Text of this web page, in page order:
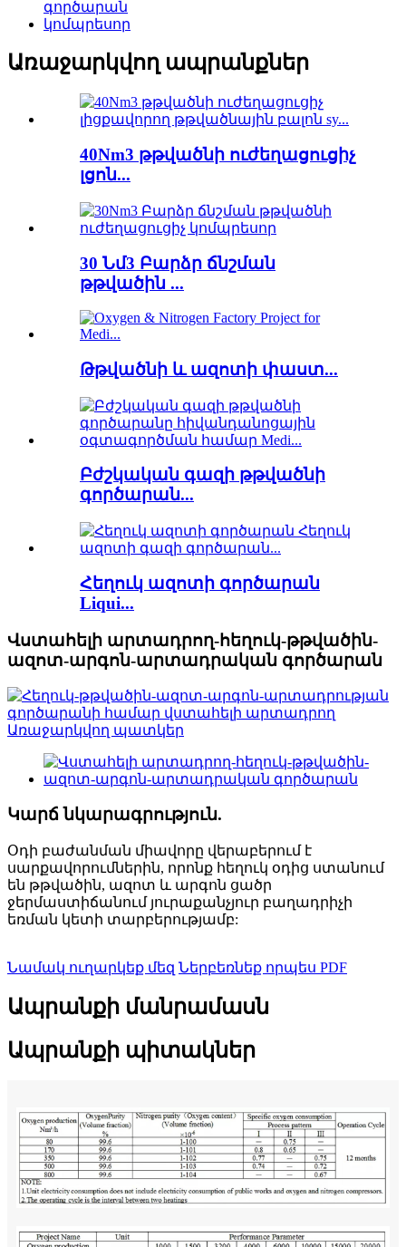
գործարան
կոմպրեսոր
Առաջարկվող ապրանքներ
40Nm3 թթվածնի ուժեղացուցիչ
լցոն...
30 Նմ3 Բարձր ճնշման
թթվածին ...
Թթվածնի և ազոտի փաստ...
Բժշկական գազի թթվածնի
գործարան...
Հեղուկ ազոտի գործարան
Liqui...
Վստահելի արտադրող-հեղուկ-թթվածին-
ազոտ-արգոն-արտադրական գործարան
Կարճ նկարագրություն.
Օդի բաժանման միավորը վերաբերում է
սարքավորումներին, որոնք հեղուկ օդից ստանում
են թթվածին, ազոտ և արգոն ցածր
ջերմաստիճանում յուրաքանչյուր բաղադրիչի
եռման կետի տարբերությամբ:
Նամակ ուղարկեք մեզ Ներբեռնեք որպես PDF
Ապրանքի մանրամասն
Ապրանքի պիտակներ